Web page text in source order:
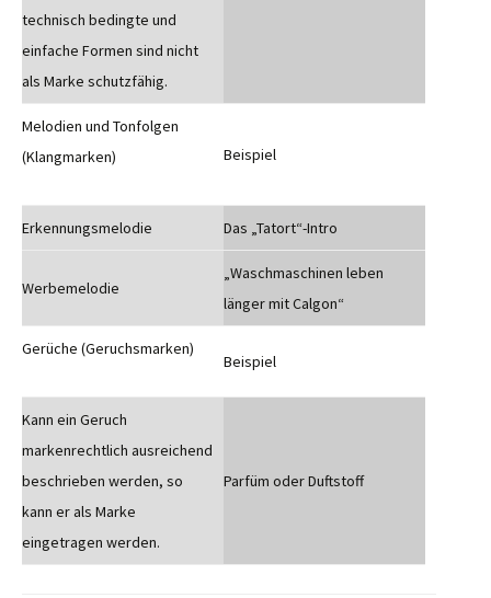
technisch bedingte und
einfache Formen sind nicht
als Marke schutzfähig.
Melodien und Tonfolgen
(Klangmarken)
Beispiel
Erkennungsmelodie Das „Tatort“-Intro
Werbemelodie
„Waschmaschinen leben
länger mit Calgon“
Gerüche (Geruchsmarken)
Beispiel
Kann ein Geruch
markenrechtlich ausreichend
beschrieben werden, so
kann er als Marke
eingetragen werden.
Parfüm oder Duftstoff